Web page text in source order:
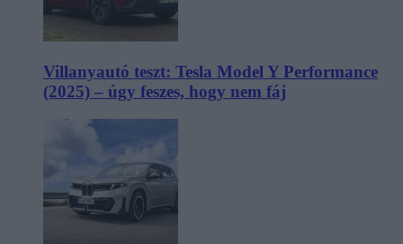
Villanyautó teszt: Tesla Model Y Performance
(2025) – úgy feszes, hogy nem fáj